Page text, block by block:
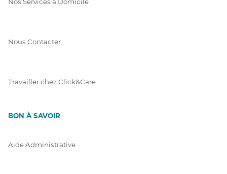
Nous Contacter
Travailler chez Click&Care
BON À SAVOIR
Aide Administrative